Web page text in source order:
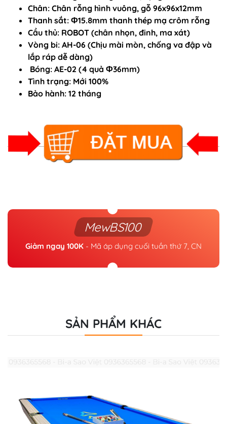
Chân: Chân rỗng hình vuông, gỗ 96x96x12mm
Thanh sắt: Ф15.8mm thanh thép mạ crôm rỗng
Cầu thủ: ROBOT (chân nhọn, đinh, ma xát)
Vòng bi: AH-06 (Chịu mài mòn, chống va đập và
lắp ráp dễ dàng)
Bóng: AE-02 (4 quả Ф36mm)
Tình trạng: Mới 100%
Bảo hành: 12 tháng
MewBS100
Giảm ngay 100K - Mã áp dụng cuối tuần thứ 7, CN
SẢN PHẨM KHÁC